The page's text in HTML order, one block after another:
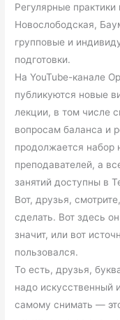
Регулярные
Новослободская,
групповые и
подготовки.
На YouTube-канале
публикуются новые
лекции, в том числе
вопросам баланса и
продолжается набор
преподавателей, а
занятий доступны в
Вот, друзья,
сделать. Вот здесь
значит, или вот
пользовался.
То есть, друзья,
надо искусственный
самому снимать —